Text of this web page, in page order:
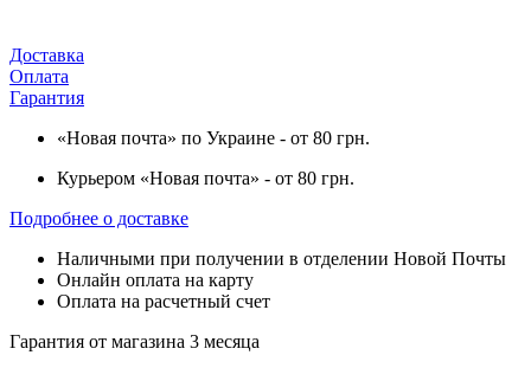
Доставка
Оплата
Гарантия
«Новая почта» по Украине - от 80 грн.
Курьером «Новая почта» - от 80 грн.
Подробнее о доставке
Наличными при получении в отделении Новой Почты
Онлайн оплата на карту
Оплата на расчетный счет
Гарантия от магазина 3 месяца